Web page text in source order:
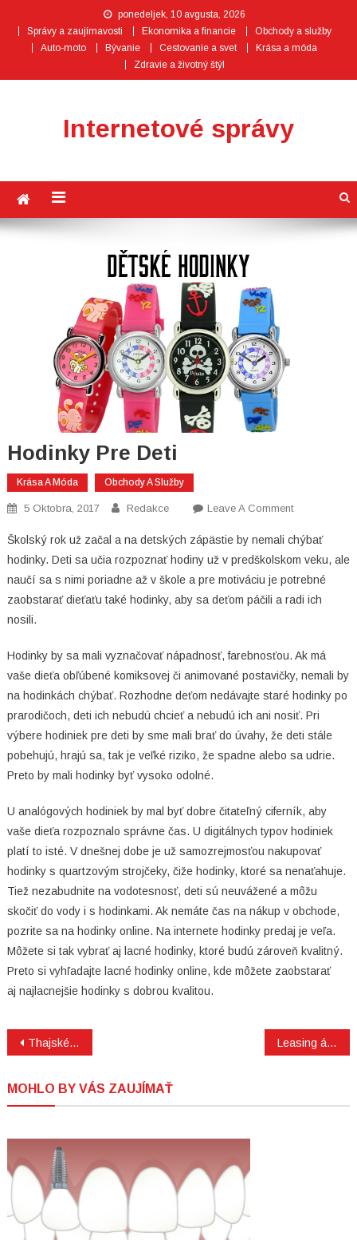
ponedeljek, 10 avgusta, 2026
Správy a zaujímavosti
Ekonomika a financie
Obchody a služby
Auto-moto
Bývanie Cestovanie a svet
Krása a móda
Zdravie a životný štýl
Internetové správy
Hodinky Pre Deti
Krása A Móda Obchody A Služby
5 Oktobra, 2017 Redakce Leave A CommentOn
Pre
Deti
Školský rok už začal a na detských zápästie by nemali chýbať
hodinky. Deti sa učia rozpoznať hodiny už v predškolskom veku, ale
naučí sa s nimi poriadne až v škole a pre motiváciu je potrebné
zaobstarať dieťaťu také hodinky, aby sa deťom páčili a radi ich
nosili.
Hodinky by sa mali vyznačovať nápadnosť, farebnosťou. Ak má
vaše dieťa obľúbené komiksovej či animované postavičky, nemali by
na hodinkách chýbať. Rozhodne deťom nedávajte staré hodinky po
prarodičoch, deti ich nebudú chcieť a nebudú ich ani nosiť. Pri
výbere hodiniek pre deti by sme mali brať do úvahy, že deti stále
pobehujú, hrajú sa, tak je veľké riziko, že spadne alebo sa udrie.
Preto by mali hodinky byť vysoko odolné.
U analógových hodiniek by mal byť dobre čitateľný ciferník, aby
vaše dieťa rozpoznalo správne čas. U digitálnych typov hodiniek
platí to isté. V dnešnej dobe je už samozrejmosťou nakupovať
hodinky s quartzovým strojčeky, čiže hodinky, ktoré sa nenaťahuje.
Tiež nezabudnite na vodotesnosť, deti sú neuvážené a môžu
skočiť do vody i s hodinkami. Ak nemáte čas na nákup v obchode,
pozrite sa na hodinky online. Na internete hodinky predaj je veľa.
Môžete si tak vybrať aj lacné hodinky, ktoré budú zároveň kvalitný.
Preto si vyhľadajte lacné hodinky online, kde môžete zaobstarať
aj najlacnejšie hodinky s dobrou kvalitou.
Navigacija
prispevka
Thajské masáže Leasing áut je forma dlhodobého prenájmu vozidla
MOHLO BY VÁS ZAUJÍMAŤ